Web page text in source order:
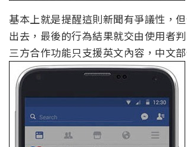
基本上就是提醒這則新聞有爭議性，
出去，最後的行為結果就交由使用者
三方合作功能只支援英文內容，中文